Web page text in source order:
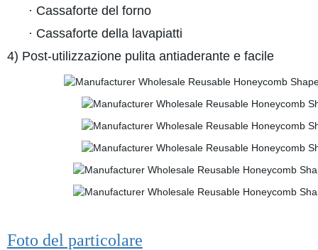
· Cassaforte del forno
· Cassaforte della lavapiatti
4) Post-utilizzazione pulita antiaderante e facile
Foto del particolare